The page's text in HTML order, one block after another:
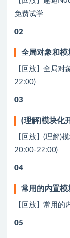
免费试学
02
全局对象和模
【回放】全局
22:00)
03
(理解)模块化
【回放】(理解)
20:00-22:00)
04
常⽤的内置模
【回放】常⽤
05